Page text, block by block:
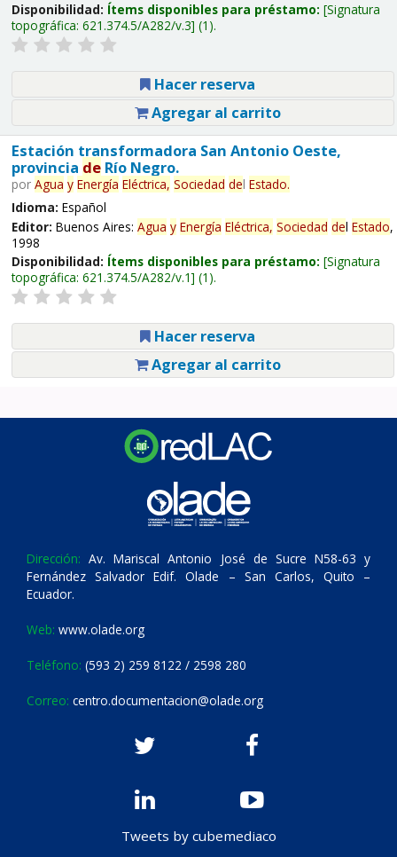
Disponibilidad: Ítems disponibles para préstamo: Signatura
topográfica: 621.374.5/A282/v.3 (1).
Hacer reserva
Agregar al carrito
Estación transformadora San Antonio Oeste,
provincia deRío Negro.
por Agua y Energía Eléctrica, Sociedad del Estado.
Idioma: Español
Editor: Buenos Aires: Agua y Energía Eléctrica, Sociedad del Estado,
1998
Disponibilidad: Ítems disponibles para préstamo: Signatura
topográfica: 621.374.5/A282/v.1 (1).
Hacer reserva
Agregar al carrito
Dirección: Av. Mariscal Antonio José de Sucre N58-63 y
Fernández Salvador Edif. Olade – San Carlos, Quito –
Ecuador.
Web: www.olade.org
Teléfono: (593 2) 259 8122 / 2598 280
Correo: centro.documentacion@olade.org
Tweets by cubemediaco